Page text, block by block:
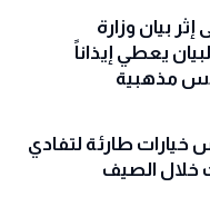
إثر بيان وزارة
يعطي إيذاناً
مذهبية
خيارات طارئة لتفادي
خلال الصيف